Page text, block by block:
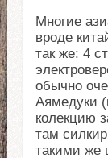
Многие
вроде
так же: 4
обычно
Аямедуки
колекцию
там
такими же